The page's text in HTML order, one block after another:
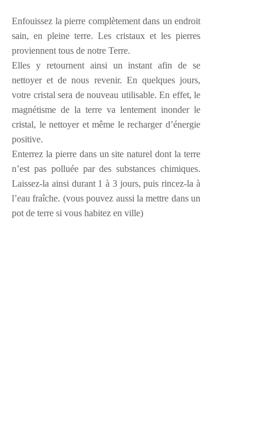
Enfouissez la pierre complètement dans un endroit
sain, en pleine terre. Les cristaux et les pierres
proviennent tous de notre Terre.
Elles y retournent ainsi un instant afin de se
nettoyer et de nous revenir. En quelques jours,
votre cristal sera de nouveau utilisable. En effet, le
magnétisme de la terre va lentement inonder le
cristal, le nettoyer et même le recharger d’énergie
positive.
Enterrez la pierre dans un site naturel dont la terre
n’est pas polluée par des substances chimiques.
Laissez-la ainsi durant 1 à 3 jours, puis rincez-la à
l’eau fraîche. (vous pouvez aussi la mettre dans un
pot de terre si vous habitez en ville)